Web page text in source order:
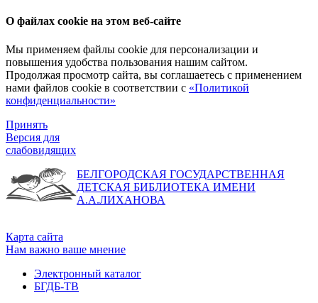
О файлах cookie на этом веб-сайте
Мы применяем файлы cookie для персонализации и
повышения удобства пользования нашим сайтом.
Продолжая просмотр сайта, вы соглашаетесь с применением
нами файлов cookie в соответствии с «Политикой
конфиденциальности»
Принять
Версия для
слабовидящих
БЕЛГОРОДСКАЯ ГОСУДАРСТВЕННАЯ
ДЕТСКАЯ БИБЛИОТЕКА ИМЕНИ
А.А.ЛИХАНОВА
Карта сайта
Нам важно ваше мнение
Электронный каталог
БГДБ-ТВ